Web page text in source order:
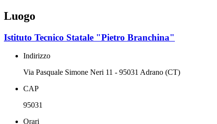
Luogo
Istituto Tecnico Statale "Pietro Branchina"
Indirizzo
Via Pasquale Simone Neri 11 - 95031 Adrano (CT)
CAP
95031
Orari